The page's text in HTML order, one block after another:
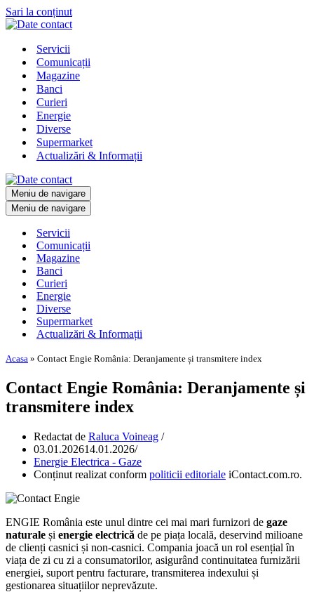
Sari la conținut
Servicii
Comunicații
Magazine
Banci
Curieri
Energie
Diverse
Supermarket
Actualizări & Informații
Meniu de navigare
Meniu de navigare
Servicii
Comunicații
Magazine
Banci
Curieri
Energie
Diverse
Supermarket
Actualizări & Informații
Acasa » Contact Engie România: Deranjamente și transmitere index
Contact Engie România: Deranjamente și
transmitere index
Redactat de Raluca Voineag
03.01.202614.01.2026
Energie Electrica - Gaze
Conținut realizat conform politicii editoriale iContact.com.ro.
ENGIE România este unul dintre cei mai mari furnizori de gaze
naturale și energie electrică de pe piața locală, deservind milioane
de clienți casnici și non-casnici. Compania joacă un rol esențial în
viața de zi cu zi a consumatorilor, asigurând continuitatea furnizării
energiei, suport pentru facturare, transmiterea indexului și
gestionarea situațiilor neprevăzute.